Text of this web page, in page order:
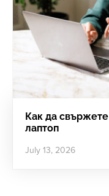
Как да
лаптоп
July 13, 2026